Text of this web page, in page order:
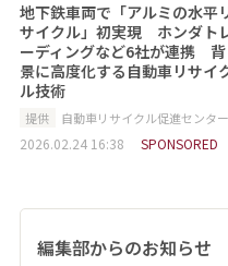
地下鉄車両で「アルミの水平
サイクル」初実現 ホンダト
ーディングなど6社が連携 背
景に高度化する自動車リサイ
ル技術
提供 自動車リサイクル促進センター
2026.02.24 16:38 SPONSORED
編集部からのお知らせ